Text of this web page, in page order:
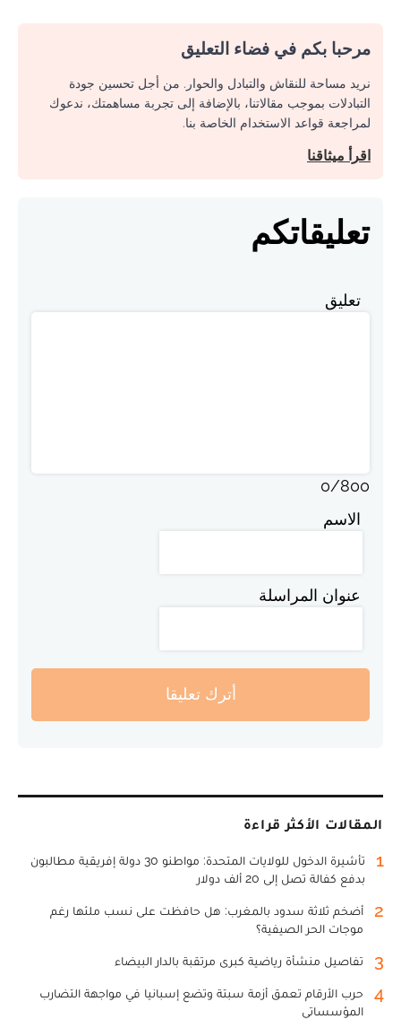
مرحبا بكم في فضاء التعليق
نريد مساحة للنقاش والتبادل والحوار. من أجل تحسين جودة
التبادلات بموجب مقالاتنا، بالإضافة إلى تجربة مساهمتك، ندعوك
لمراجعة قواعد الاستخدام الخاصة بنا.
اقرأ ميثاقنا
تعليقاتكم
تعليق
0/800
الاسم
عنوان المراسلة
أترك تعليقا
المقالات الأكثر قراءة
1
تأشيرة الدخول للولايات المتحدة: مواطنو 30 دولة إفريقية مطالبون
بدفع كفالة تصل إلى 20 ألف دولار
2
أضخم ثلاثة سدود بالمغرب: هل حافظت على نسب ملئها رغم
موجات الحر الصيفية؟
3 تفاصيل منشأة رياضية كبرى مرتقبة بالدار البيضاء
4
حرب الأرقام تعمق أزمة سبتة وتضع إسبانيا في مواجهة التضارب
المؤسساتي